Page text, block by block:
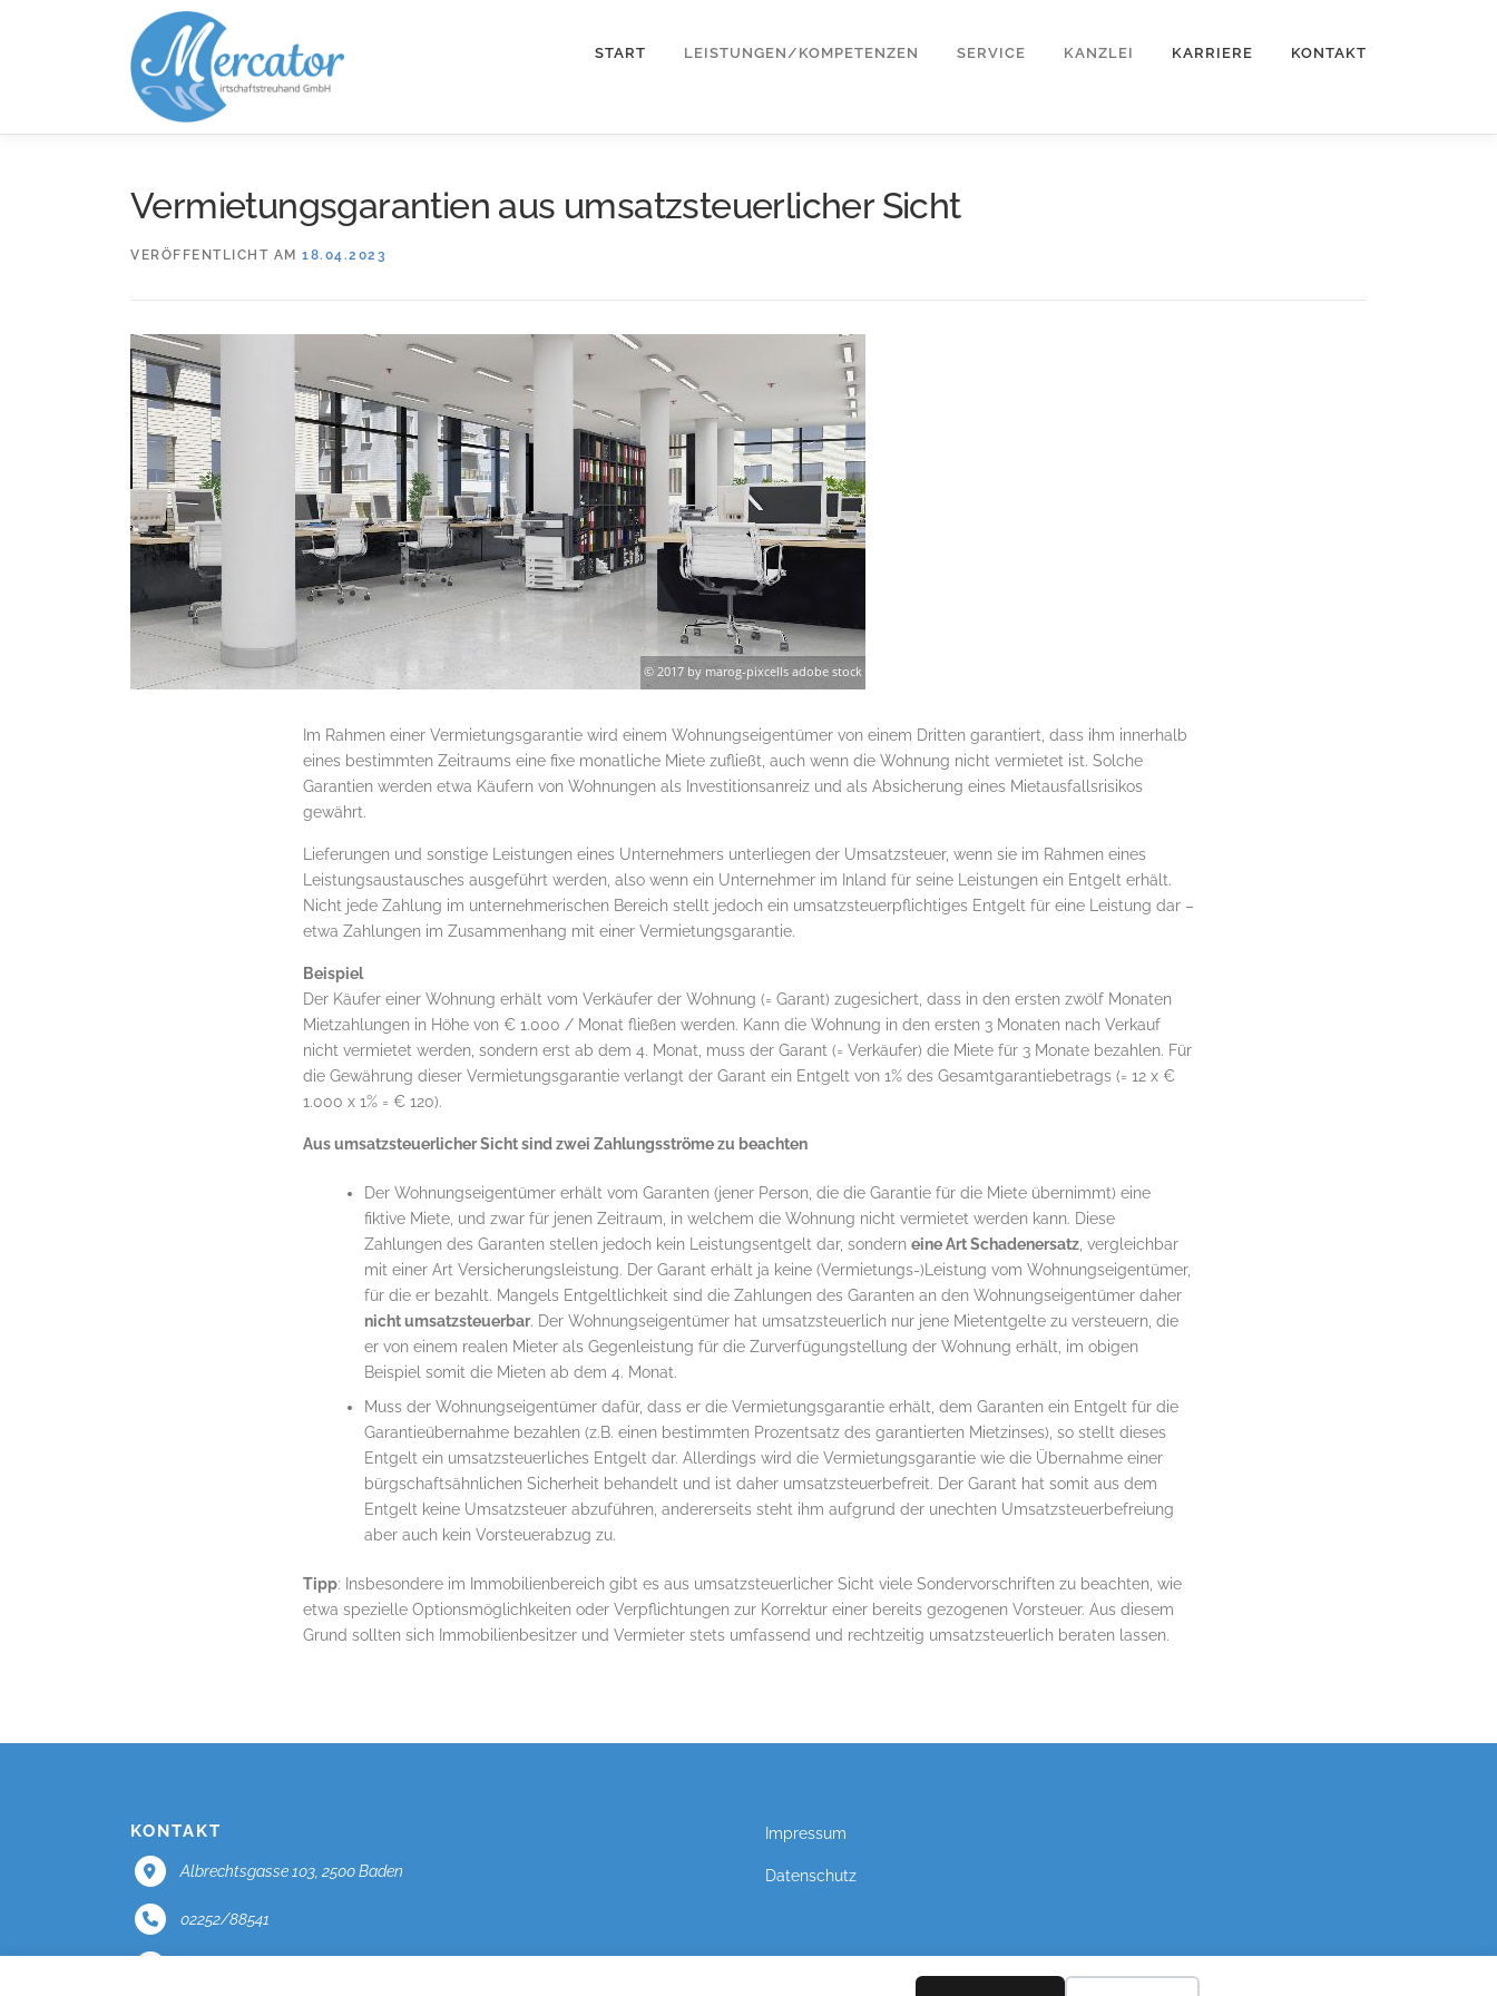
START LEISTUNGEN/KOMPETENZEN SERVICE KANZLEI KARRIERE KONTAKT
Vermietungsgarantien aus umsatzsteuerlicher Sicht
VERÖFFENTLICHT AM 18.04.2023
Im Rahmen einer Vermietungsgarantie wird einem Wohnungseigentümer von einem Dritten garantiert, dass ihm innerhalb
eines bestimmten Zeitraums eine fixe monatliche Miete zufließt, auch wenn die Wohnung nicht vermietet ist. Solche
Garantien werden etwa Käufern von Wohnungen als Investitionsanreiz und als Absicherung eines Mietausfallsrisikos
gewährt.
Lieferungen und sonstige Leistungen eines Unternehmers unterliegen der Umsatzsteuer, wenn sie im Rahmen eines
Leistungsaustausches ausgeführt werden, also wenn ein Unternehmer im Inland für seine Leistungen ein Entgelt erhält.
Nicht jede Zahlung im unternehmerischen Bereich stellt jedoch ein umsatzsteuerpflichtiges Entgelt für eine Leistung dar –
etwa Zahlungen im Zusammenhang mit einer Vermietungsgarantie.
Beispiel
Der Käufer einer Wohnung erhält vom Verkäufer der Wohnung (= Garant) zugesichert, dass in den ersten zwölf Monaten
Mietzahlungen in Höhe von € 1.000 / Monat fließen werden. Kann die Wohnung in den ersten 3 Monaten nach Verkauf
nicht vermietet werden, sondern erst ab dem 4. Monat, muss der Garant (= Verkäufer) die Miete für 3 Monate bezahlen. Für
die Gewährung dieser Vermietungsgarantie verlangt der Garant ein Entgelt von 1% des Gesamtgarantiebetrags (= 12 x €
1.000 x 1% = € 120).
Aus umsatzsteuerlicher Sicht sind zwei Zahlungsströme zu beachten
Der Wohnungseigentümer erhält vom Garanten (jener Person, die die Garantie für die Miete übernimmt) eine
fiktive Miete, und zwar für jenen Zeitraum, in welchem die Wohnung nicht vermietet werden kann. Diese
Zahlungen des Garanten stellen jedoch kein Leistungsentgelt dar, sondern eine Art Schadenersatz , vergleichbar
mit einer Art Versicherungsleistung. Der Garant erhält ja keine (Vermietungs-)Leistung vom Wohnungseigentümer,
für die er bezahlt. Mangels Entgeltlichkeit sind die Zahlungen des Garanten an den Wohnungseigentümer daher
nicht umsatzsteuerbar. Der Wohnungseigentümer hat umsatzsteuerlich nur jene Mietentgelte zu versteuern, die
er von einem realen Mieter als Gegenleistung für die Zurverfügungstellung der Wohnung erhält, im obigen
Beispiel somit die Mieten ab dem 4. Monat.
Muss der Wohnungseigentümer dafür, dass er die Vermietungsgarantie erhält, dem Garanten ein Entgelt für die
Garantieübernahme bezahlen (z.B. einen bestimmten Prozentsatz des garantierten Mietzinses), so stellt dieses
Entgelt ein umsatzsteuerliches Entgelt dar. Allerdings wird die Vermietungsgarantie wie die Übernahme einer
bürgschaftsähnlichen Sicherheit behandelt und ist daher umsatzsteuerbefreit. Der Garant hat somit aus dem
Entgelt keine Umsatzsteuer abzuführen, andererseits steht ihm aufgrund der unechten Umsatzsteuerbefreiung
aber auch kein Vorsteuerabzug zu.
Tipp: Insbesondere im Immobilienbereich gibt es aus umsatzsteuerlicher Sicht viele Sondervorschriften zu beachten, wie
etwa spezielle Optionsmöglichkeiten oder Verpflichtungen zur Korrektur einer bereits gezogenen Vorsteuer. Aus diesem
Grund sollten sich Immobilienbesitzer und Vermieter stets umfassend und rechtzeitig umsatzsteuerlich beraten lassen.
KONTAKT
Albrechtsgasse 103, 2500 Baden
02252/88541
Impressum
Datenschutz